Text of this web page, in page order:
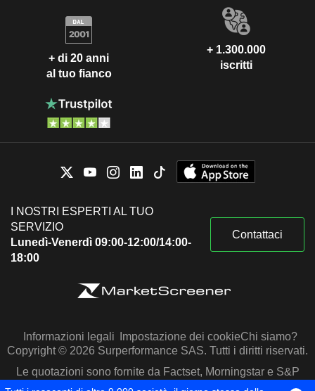
+ di 20 anni
al tuo fianco
+ 1.300.000
iscritti
I NOSTRI ESPERTI AL TUO
SERVIZIO
Lunedì-Venerdì 09:00-12:00/14:00-
18:00
Contattaci
Informazioni legali Impostazione dei cookieChi siamo?
Copyright © 2026 Surperformance SAS. Tutti i diritti riservati.
Le quotazioni sono fornite da Factset, Morningstar e S&P
Capital IQ